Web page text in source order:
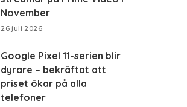
November
26 juli 2026
Google Pixel 11-serien blir
dyrare – bekräftat att
priset ökar på alla
telefoner